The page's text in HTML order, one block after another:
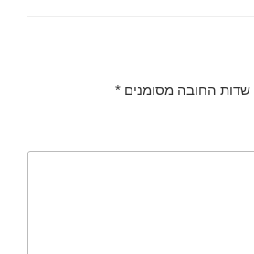
שדות החובה מסומנים *